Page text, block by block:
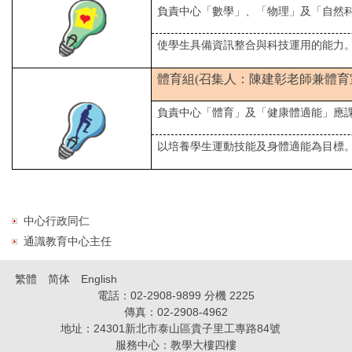
負責中心「數學」、「物理」及「自然
使學生具備資訊整合與科技運用的能力
體育組(召集人：陳建彰老師兼體
負責中心「體育」及「健康體適能」應
以培養學生運動技能及身體適能為目標
中心行政同仁
通識教育中心主任
繁體 简体
English
電話：02-2908-9899 分機 2225
傳真：02-2908-4962
地址：24301新北市泰山區貴子里工專路84號
服務中心：教學大樓四樓